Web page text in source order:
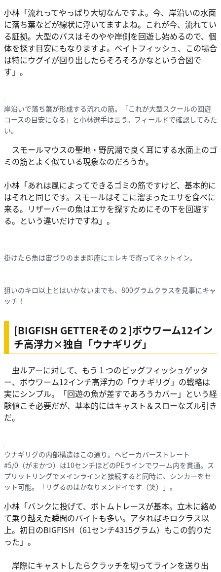
小林「流れってやっぱり大切なんですよ。今、岸沿いの水面
に落ち葉などが線状に浮いてますよね。これが今、流れてい
る証拠。大型のバスはそのやや岸側を回遊し始めるので、個
体を探す目安にもなりますよ。ベイトフィッシュ、この場合
は特にウグイが回り出したらそろそろかなという合図で
す」。
岸沿いで落ち葉が形成する流れの筋。「これが大型スクールの回遊
コースの目安になる」と小林選手は言う。フィールドで確認してみた
い。
スモールマウスの聖地・野尻湖で良く耳にする水面上のゴ
ミの筋とよく似ている現象なのだろうか。
小林「あれは風によってできるゴミの筋ですけど、基本的に
はそれと同じです。スモールはそこに溜まったエサを食べに
来る。リザーバーの魚はエサを探すためにその下を回遊す
る。という違いだけですね」。
掛けたら魚は宙づりのまま即座にエレキで寄ってネットイン。
狙いのキロ以上とはいかないまでも、800グラムクラスを見事にキャ
ッチ！
[BIGFISH GETTERその２]ボウワーム12イン
チ高浮力×独自「ウナギリグ」
虫ルアーに対して、もう１つのビッグフィッシュゲッタ
ー、ボウワーム12インチ高浮力の「ウナギリグ」の戦略は
実にシンプル。「回遊の魚が差すであろうカバー」という経
験値こそ必要だが、基本的にはキャスト＆スローなズル引き
だ。
ウナギリグの内部構造はこの通り。ヘビーカバーストレート
#5/0（がまかつ）は10センチほどのPEラインでワーム内を貫通。ス
プリットリングでメインラインと接続すると同時に、シンカーをセ
ット可能。「リグるのはかなりメンドイです（笑）」。
小林「バンクに投げて、ボトムトレースが基本。立木に絡め
て乗り越えた瞬間のバイトも多い。アタればキロクラス以
上。初日のBIGFISH（61センチ4315グラム）もこの釣りだ
った」。
岸際にキャストしたらクラッチを切ってラインを送り出